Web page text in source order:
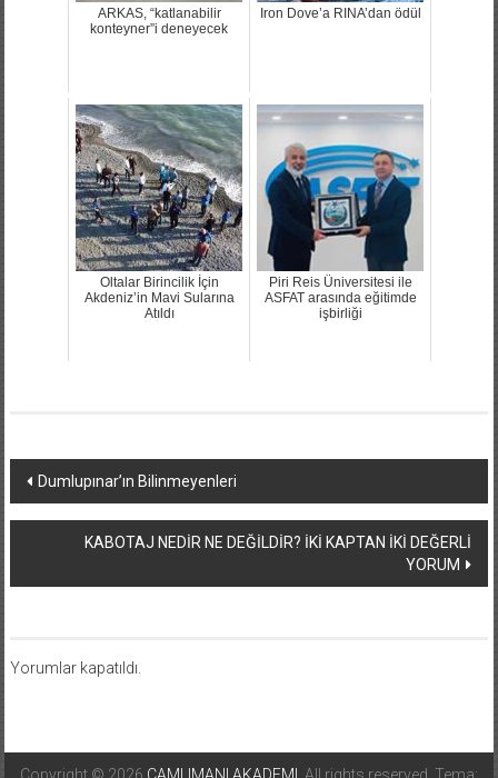
ARKAS, “katlanabilir
konteyner”i deneyecek
Iron Dove’a RINA’dan ödül
Oltalar Birincilik İçin
Akdeniz’in Mavi Sularına
Atıldı
Piri Reis Üniversitesi ile
ASFAT arasında eğitimde
işbirliği
Yazı
dolaşımı
Dumlupınar’ın Bilinmeyenleri
KABOTAJ NEDİR NE DEĞİLDİR? İKİ KAPTAN İKİ DEĞERLİ
YORUM
Yorumlar kapatıldı.